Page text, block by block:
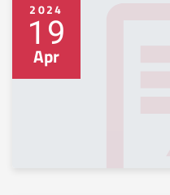
2024
19
Apr